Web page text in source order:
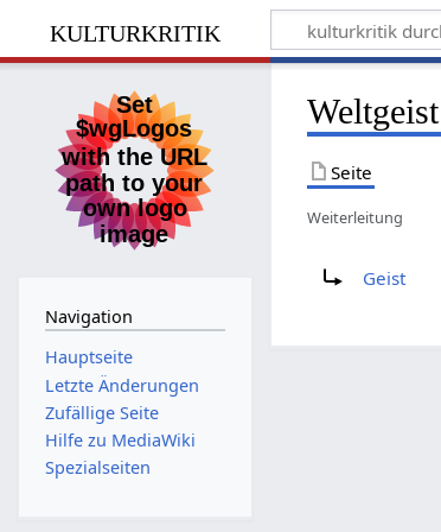
kulturkritik
Weltgeist
Seite
Weiterleitung
Geist
Navigation
Hauptseite
Letzte Änderungen
Zufällige Seite
Hilfe zu MediaWiki
Spezialseiten